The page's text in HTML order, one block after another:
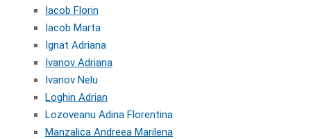
Iacob Florin
Iacob Marta
Ignat Adriana
Ivanov Adriana
Ivanov Nelu
Loghin Adrian
Lozoveanu Adina Florentina
Manzalica Andreea Marilena